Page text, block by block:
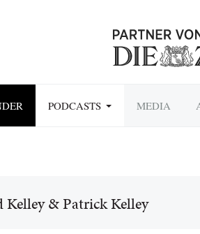
PODCASTS MEDIA
Kelley & Patrick Kelley